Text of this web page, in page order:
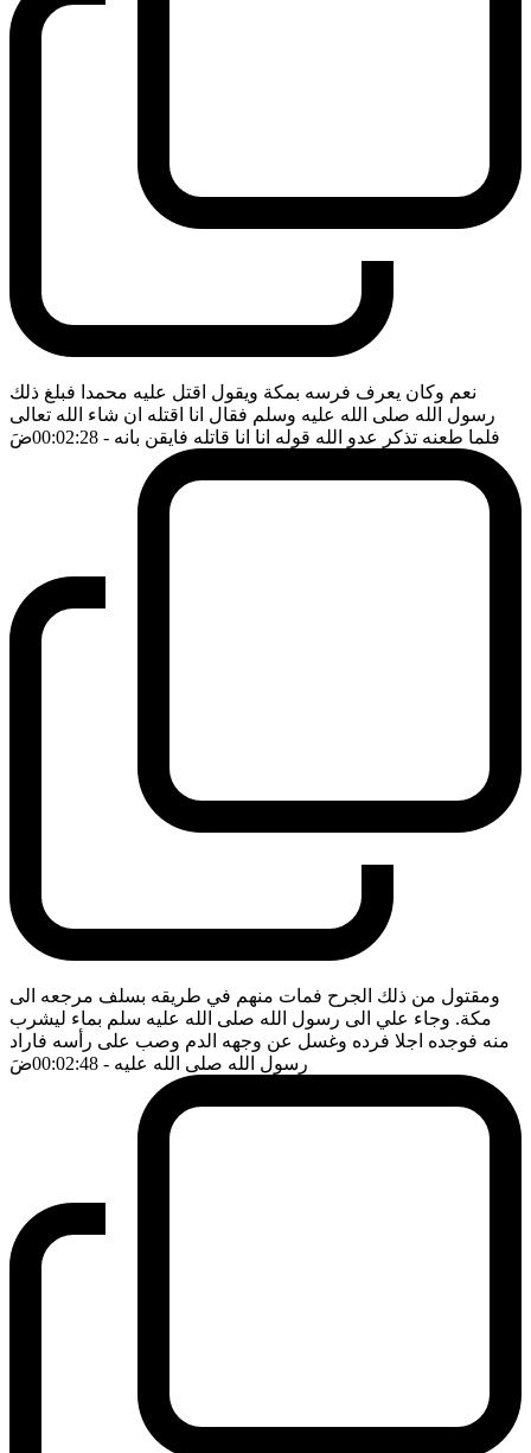
نعم وكان يعرف فرسه بمكة ويقول اقتل عليه محمدا فبلغ ذلك
رسول الله صلى الله عليه وسلم فقال انا اقتله ان شاء الله تعالى
فلما طعنه تذكر عدو الله قوله انا انا قاتله فايقن بانه - 00:02:28 ضَ
ومقتول من ذلك الجرح فمات منهم في طريقه بسلف مرجعه الى
مكة. وجاء علي الى رسول الله صلى الله عليه سلم بماء ليشرب
منه فوجده اجلا فرده وغسل عن وجهه الدم وصب على رأسه فاراد
رسول الله صلى الله عليه - 00:02:48 ضَ